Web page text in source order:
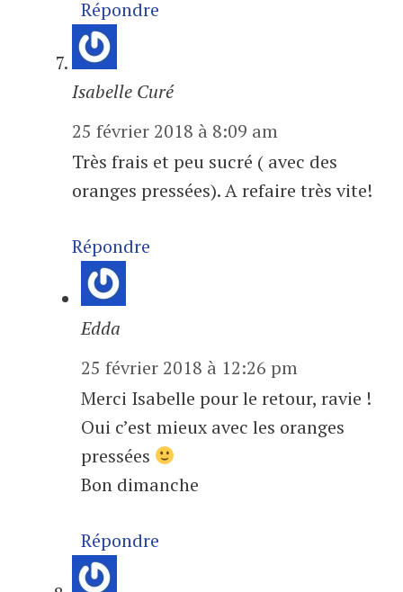
Répondre
Isabelle Curé
25 février 2018 à 8:09 am
Très frais et peu sucré ( avec des
oranges pressées). A refaire très vite!
Répondre
Edda
25 février 2018 à 12:26 pm
Merci Isabelle pour le retour, ravie !
Oui c’est mieux avec les oranges
pressées
Bon dimanche
Répondre